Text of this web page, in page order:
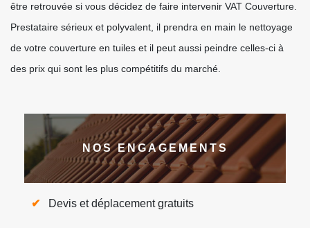
être retrouvée si vous décidez de faire intervenir VAT Couverture.
Prestataire sérieux et polyvalent, il prendra en main le nettoyage
de votre couverture en tuiles et il peut aussi peindre celles-ci à
des prix qui sont les plus compétitifs du marché.
NOS ENGAGEMENTS
Devis et déplacement gratuits